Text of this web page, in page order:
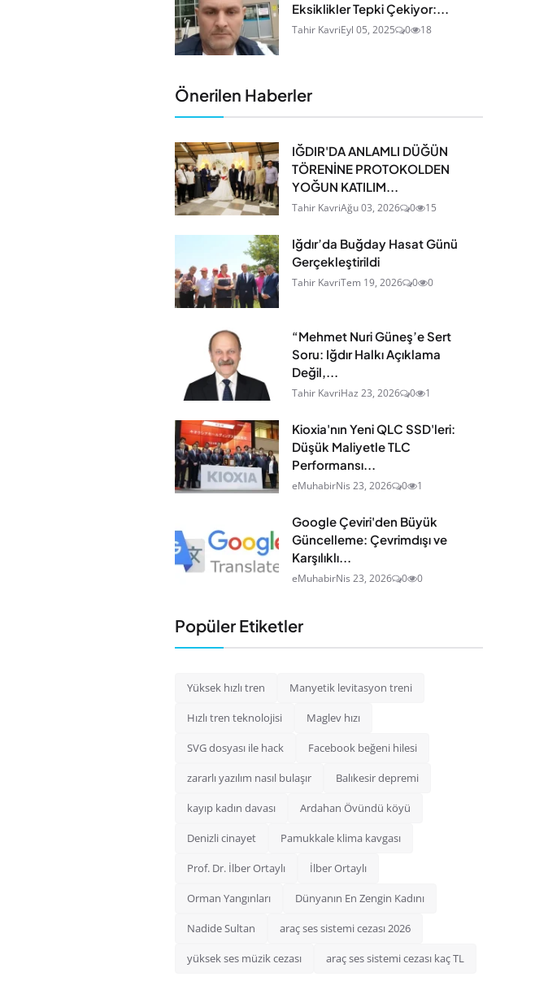
Eksiklikler Tepki Çekiyor:...
Tahir KavriEyl 05, 2025 0 18
Önerilen Haberler
IĞDIR'DA ANLAMLI DÜĞÜN
TÖRENİNE PROTOKOLDEN
YOĞUN KATILIM...
Tahir KavriAğu 03, 2026 0 15
Iğdır’da Buğday Hasat Günü
Gerçekleştirildi
Tahir KavriTem 19, 2026 0 0
“Mehmet Nuri Güneş’e Sert
Soru: Iğdır Halkı Açıklama
Değil,...
Tahir KavriHaz 23, 2026 0 1
Kioxia'nın Yeni QLC SSD'leri:
Düşük Maliyetle TLC
Performansı...
eMuhabirNis 23, 2026 0 1
Google Çeviri'den Büyük
Güncelleme: Çevrimdışı ve
Karşılıklı...
eMuhabirNis 23, 2026 0 0
Popüler Etiketler
Yüksek hızlı tren Manyetik levitasyon treni
Hızlı tren teknolojisi Maglev hızı
SVG dosyası ile hack Facebook beğeni hilesi
zararlı yazılım nasıl bulaşır Balıkesir depremi
kayıp kadın davası Ardahan Övündü köyü
Denizli cinayet Pamukkale klima kavgası
Prof. Dr. İlber Ortaylı İlber Ortaylı
Orman Yangınları Dünyanın En Zengin Kadını
Nadide Sultan araç ses sistemi cezası 2026
yüksek ses müzik cezası araç ses sistemi cezası kaç TL